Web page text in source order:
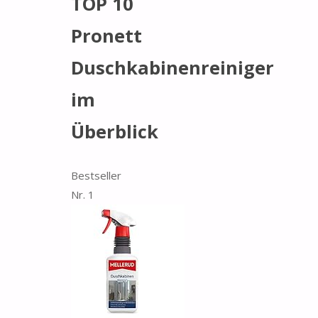
Pronett
Duschkabinenreiniger
im
Überblick
Bestseller
Nr. 1